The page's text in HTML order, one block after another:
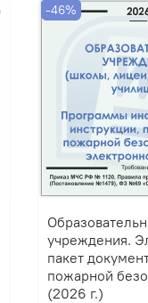
-46%
учреждения.
пакет
пожарной
(2026 г.)